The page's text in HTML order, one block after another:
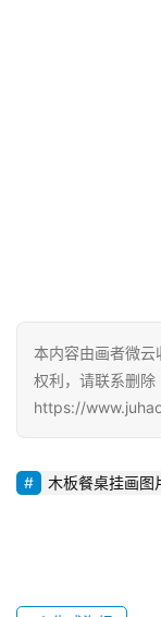
本内容由画者微云
权利，请联系删除
https://
木板餐桌挂画图